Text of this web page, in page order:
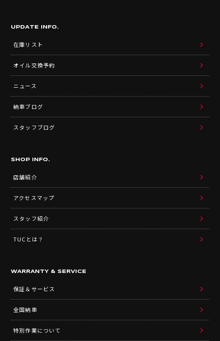
UPDATE INFO.
在庫リスト
オイル交換予約
ニュース
納車ブログ
スタッフブログ
SHOP INFO.
店舗紹介
アクセスマップ
スタッフ紹介
TUCとは？
WARRANTY & SERVICE
保証＆サービス
全国納車
特別作業について